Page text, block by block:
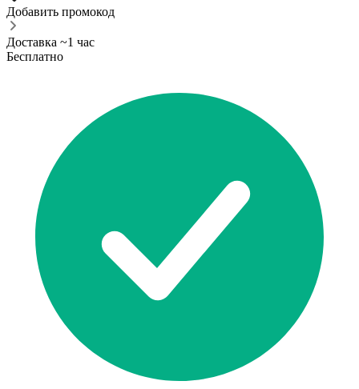
Добавить промокод
Доставка ~1 час
Бесплатно